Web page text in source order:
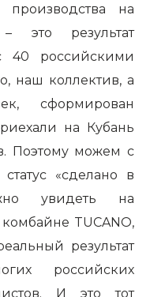
на
это результат
40 российскими
наш коллектив, а
сформирован
на Кубань
Поэтому можем с
«сделано в
увидеть на
TUCANO,
результат
российских
И это тот